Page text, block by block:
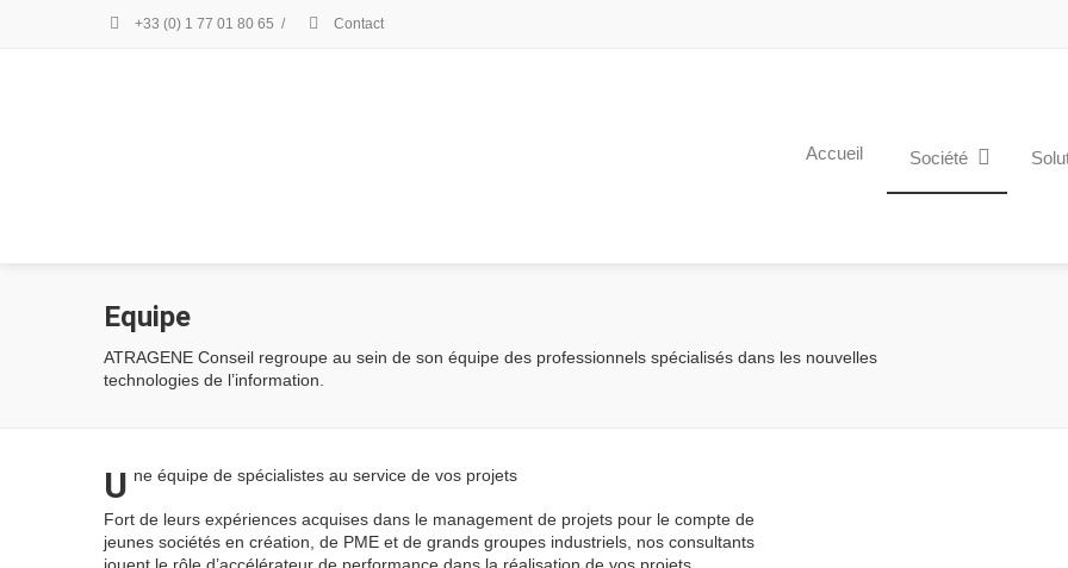
+33 (0) 1 77 01 80 65 / Contact
Accueil Société
Equipe
ATRAGENE Conseil regroupe au sein de son équipe des professionnels spécialisés dans les nouvelles
technologies de l’information.
U ne équipe de spécialistes au service de vos projets
Fort de leurs expériences acquises dans le management de projets pour le compte de
jeunes sociétés en création, de PME et de grands groupes industriels, nos consultants